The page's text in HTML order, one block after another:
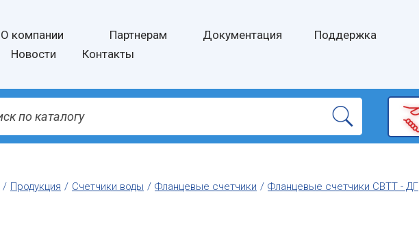
О компании Партнерам Документация
Поддержка
Новости
Контакты
Продукция Счетчики воды Фланцевые счетчики Фланцевые счетчики СВТТ - ДГ